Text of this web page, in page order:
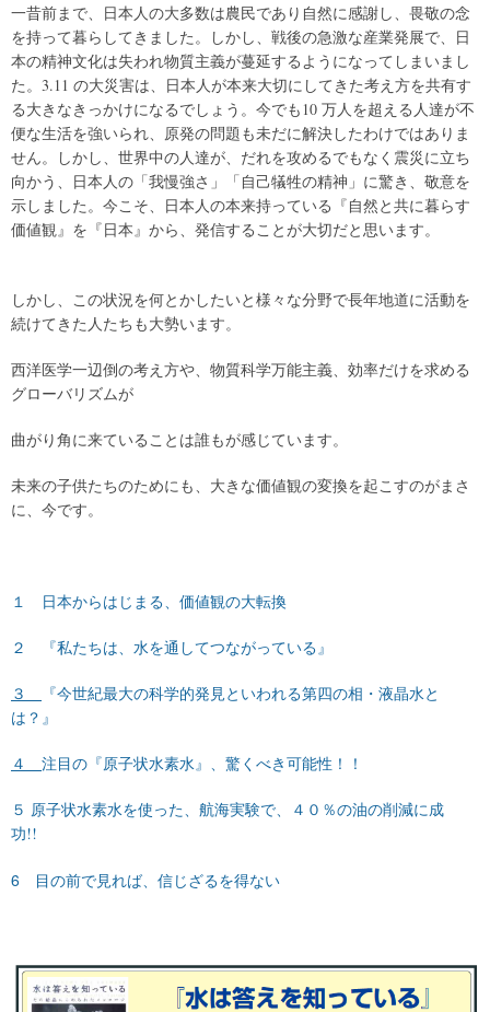
一昔前まで、日本人の大多数は農民であり自然に感謝し、畏敬の念
を持って暮らしてきました。しかし、戦後の急激な産業発展で、日
本の精神文化は失われ物質主義が蔓延するようになってしまいまし
た。3.11 の大災害は、日本人が本来大切にしてきた考え方を共有す
る大きなきっかけになるでしょう。今でも10 万人を超える人達が不
便な生活を強いられ、原発の問題も未だに解決したわけではありま
せん。しかし、世界中の人達が、だれを攻めるでもなく震災に立ち
向かう、日本人の「我慢強さ」「自己犠牲の精神」に驚き、敬意を
示しました。今こそ、日本人の本来持っている『自然と共に暮らす
価値観』を『日本』から、発信することが大切だと思います。
しかし、この状況を何とかしたいと様々な分野で長年地道に活動を
続けてきた人たちも大勢います。
西洋医学一辺倒の考え方や、物質科学万能主義、効率だけを求める
グローバリズムが
曲がり角に来ていることは誰もが感じています。
未来の子供たちのためにも、大きな価値観の変換を起こすのがまさ
に、今です。
１ 日本からはじまる、価値観の大転換
２ 『私たちは、水を通してつながっている』
３
『今世紀最大の科学的発見といわれる第四の相・液晶水と
は？』
４ 注目の『原子状水素水』、驚くべき可能性！！
５ 原子状水素水を使った、航海実験で、４０％の油の削減に成
功!!
6 目の前で見れば、信じざるを得ない